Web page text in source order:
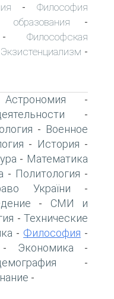
-Философия
образования -
Философская
Экзистенциализм -
Астрономия -
-
- Военное
- История -
- Математика
- Политология -
України -
- СМИ и
- Технические
- Философия -
Экономика -
-
-